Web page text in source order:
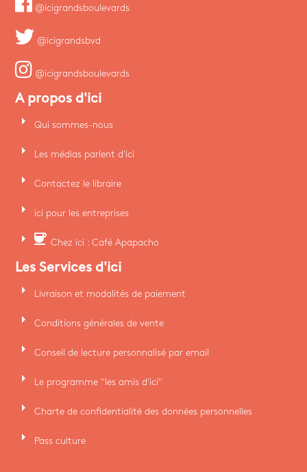
@icigrandsboulevards
@icigrandsbvd
@icigrandsboulevards
A propos d'ici
arrow_right Qui sommes-nous
arrow_right Les médias parlent d'ici
arrow_right Contactez le libraire
arrow_right ici pour les entreprises
arrow_right coffee Chez ici : Café Apapacho
Les Services d'ici
arrow_right Livraison et modalités de paiement
arrow_right Conditions générales de vente
arrow_right Conseil de lecture personnalisé par email
arrow_right Le programme "les amis d'ici"
arrow_right Charte de confidentialité des données personnelles
arrow_right Pass culture